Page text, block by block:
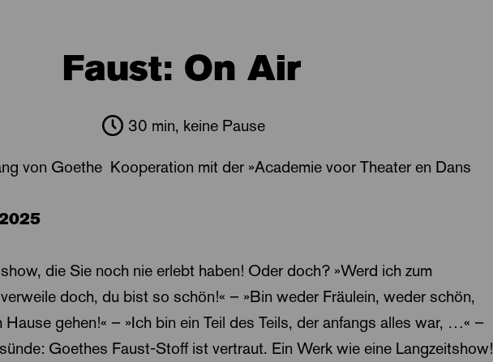
Faust: On Air
30 min, keine Pause
von Goethe Kooperation mit der »Academie voor Theater en Dans
die Sie noch nie erlebt haben! Oder doch? »Werd ich zum
doch, du bist so schön!« – »Bin weder Fräulein, weder schön,
Hause gehen!« – »Ich bin ein Teil des Teils, der anfangs alles war, …« –
Goethes Faust-Stoff ist vertraut. Ein Werk wie eine Langzeitshow!